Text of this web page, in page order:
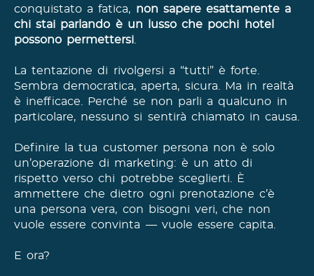
conquistato a fatica, non sapere esattamente a
chi stai parlando è un lusso che pochi hotel
possono permettersi
La tentazione di rivolgersi a “tutti” è forte.
Sembra democratica, aperta, sicura. Ma in realtà
è inefficace. Perché se non parli a qualcuno in
particolare, nessuno si sentirà chiamato in causa.
Definire la tua customer persona non è solo
un’operazione di marketing: è un atto di
rispetto verso chi potrebbe sceglierti. È
ammettere che dietro ogni prenotazione c’è
una persona vera, con bisogni veri, che non
vuole essere convinta — vuole essere capita.
E ora?